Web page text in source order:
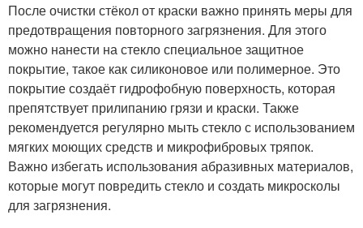
После очистки стёкол от краски важно принять меры для
предотвращения повторного загрязнения. Для этого
можно нанести на стекло специальное защитное
покрытие, такое как силиконовое или полимерное. Это
покрытие создаёт гидрофобную поверхность, которая
препятствует прилипанию грязи и краски. Также
рекомендуется регулярно мыть стекло с использованием
мягких моющих средств и микрофибровых тряпок.
Важно избегать использования абразивных материалов,
которые могут повредить стекло и создать микросколы
для загрязнения.